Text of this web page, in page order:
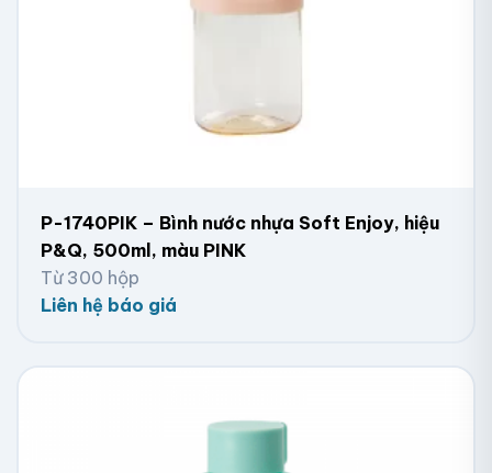
P-1740PIK – Bình nước nhựa Soft Enjoy, hiệu
P&Q, 500ml, màu PINK
Từ 300 hộp
Liên hệ báo giá